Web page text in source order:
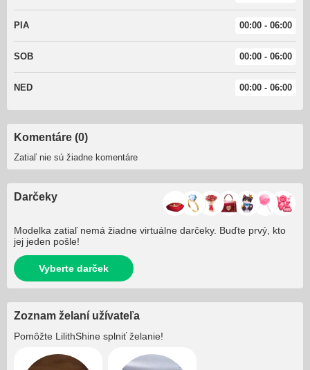
PIA 00:00 - 06:00
SOB 00:00 - 06:00
NED 00:00 - 06:00
Komentáre (0)
Zatiaľ nie sú žiadne komentáre
Darčeky
Modelka zatiaľ nemá žiadne virtuálne darčeky. Buďte prvý, kto
jej jeden pošle!
Vyberte darček
Zoznam želaní užívateľa
Pomôžte LilithShine splniť želanie!